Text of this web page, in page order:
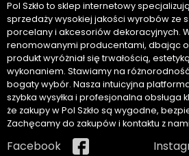
Pol Szkło to sklep internetowy
sprzedaży wysokiej jakości wyrobów ze
porcelany i akcesoriów dekoracyjnych.
renomowanymi producentami, dbając o
produkt wyróżniał się trwałością,
wykonaniem. Stawiamy na
bogaty wybór. Nasza intuicyjna
szybka wysyłka i profesjonalna obsługa
że zakupy w Pol Szkło są wygodne,
Zachęcamy do zakupów i kontaktu z
Facebook